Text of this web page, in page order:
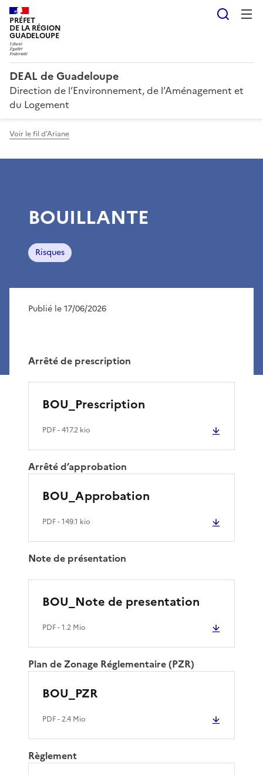
PRÉFET
DE LA RÉGION
GUADELOUPE
DEAL de Guadeloupe
Direction de l’Environnement, de l’Aménagement et
du Logement
Voir le fil d'Ariane
BOUILLANTE
Risques
Publié le 17/06/2026
Arrêté de prescription
BOU_Prescription
PDF- 417.2 kio
Arrêté d’approbation
BOU_Approbation
PDF- 149.1 kio
Note de présentation
BOU_Note de presentation
PDF- 1.2 Mio
Plan de Zonage Réglementaire (PZR)
BOU_PZR
PDF- 2.4 Mio
Règlement